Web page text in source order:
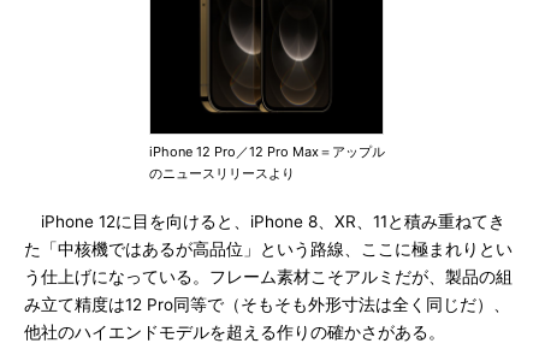
iPhone 12 Pro／12 Pro Max＝アップル
のニュースリリースより
iPhone 12に目を向けると、iPhone 8、XR、11と積み重ねてき
た「中核機ではあるが高品位」という路線、ここに極まれりとい
う仕上げになっている。フレーム素材こそアルミだが、製品の組
み立て精度は12 Pro同等で（そもそも外形寸法は全く同じだ）、
他社のハイエンドモデルを超える作りの確かさがある。